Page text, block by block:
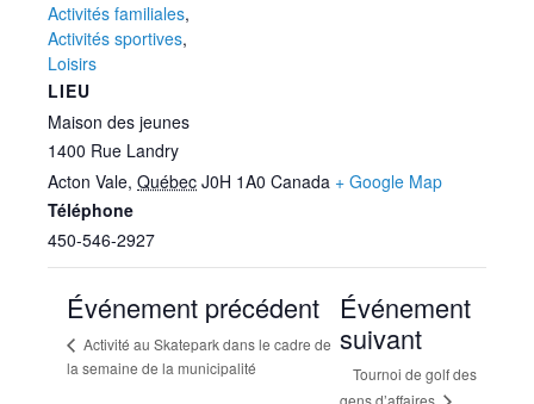
Activités familiales,
Activités sportives,
Loisirs
LIEU
Maison des jeunes
1400 Rue Landry
Acton Vale, Québec J0H 1A0 Canada + Google Map
Téléphone
450-546-2927
Événement précédent
Activité au Skatepark dans le cadre de
la semaine de la municipalité
Événement
suivant
Tournoi de golf des